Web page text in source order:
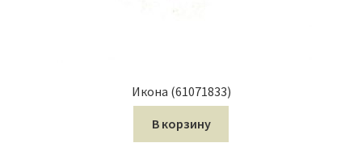
Икона (61071833)
В корзину